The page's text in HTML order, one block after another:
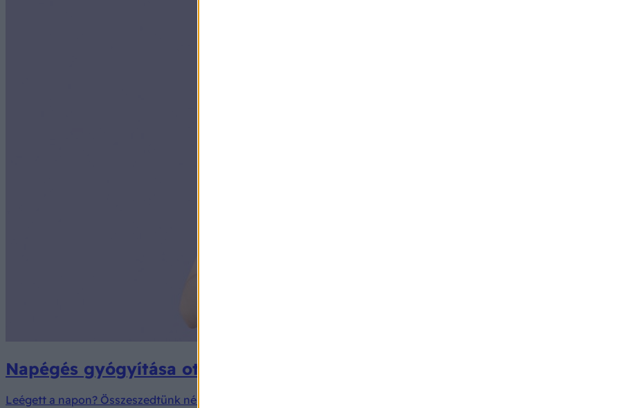
Napégés gyógyítása otthon: ezeket a házi módszereket próbálja ki!
Leégett a napon? Összeszedtünk néhány házi praktikát, amelyekkel enyhíthetőek a kellemetlen fájdalmak.